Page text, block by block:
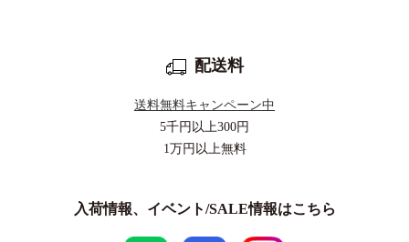
配送料
送料無料キャンペーン中
5千円以上300円
1万円以上無料
入荷情報、イベント/SALE情報はこちら